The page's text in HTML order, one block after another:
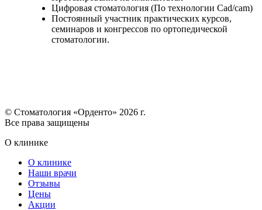
Цифровая стоматология (По технологии Cad/cam)
Постоянный участник практических курсов,
семинаров и конгрессов по ортопедической
стоматологии.
© Стоматология «Орденто» 2026 г.
Все права защищены
О клинике
О клинике
Наши врачи
Отзывы
Цены
Акции